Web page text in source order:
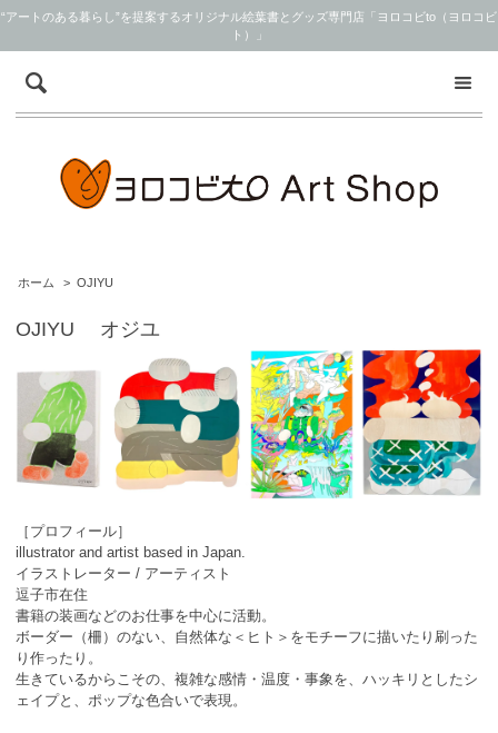
“アートのある暮らし”を提案するオリジナル絵葉書とグッズ専門店「ヨロコビto（ヨロコビ
ト）」
ホーム > OJIYU
OJIYU オジユ
［プロフィール］
illustrator and artist based in Japan.
イラストレーター / アーティスト
逗子市在住
書籍の装画などのお仕事を中心に活動。
ボーダー（柵）のない、自然体な＜ヒト＞をモチーフに描いたり刷った
り作ったり。
生きているからこその、複雑な感情・温度・事象を、ハッキリとしたシ
ェイプと、ポップな色合いで表現。